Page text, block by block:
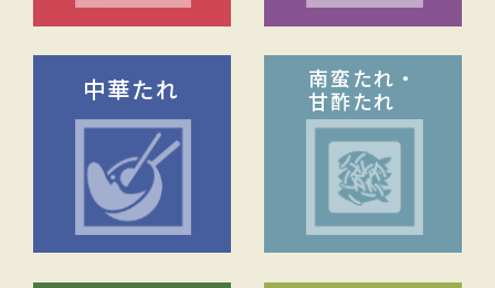
中華たれ
南蛮たれ・
甘酢たれ